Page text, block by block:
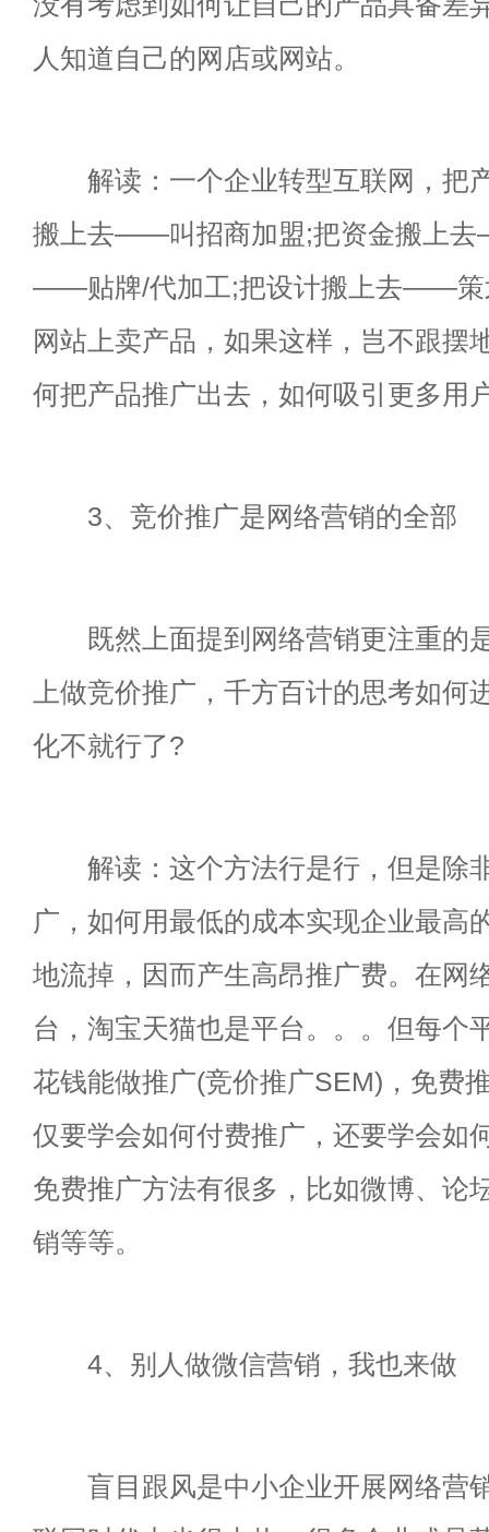
人知道自己的网店或网站。
解读：一个企业转型互联网，把
搬上去——叫招商加盟;把资金搬上
——贴牌/代加工;把设计搬上去——策
网站上卖产品，如果这样，岂不跟摆
何把产品推广出去，如何吸引更多用
3、竞价推广是网络营销的全部
既然上面提到网络营销更注重的
上做竞价推广，千方百计的思考如
化不就行了?
解读：这个方法行是行，但是除
广，如何用最低的成本实现企业最高
地流掉，因而产生高昂推广费。在网
台，淘宝天猫也是平台。。。但每个
花钱能做推广(竞价推广SEM)，免费
仅要学会如何付费推广，还要学会如
免费推广方法有很多，比如微博、论
销等等。
4、别人做微信营销，我也来做
盲目跟风是中小企业开展网络营